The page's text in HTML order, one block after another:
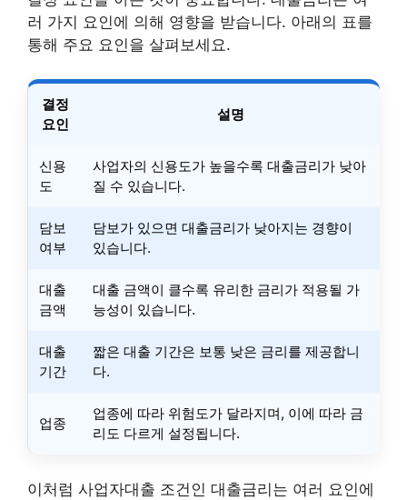
러 가지 요인에 의해 영향을 받습니다. 아래의 표를
통해 주요 요인을 살펴보세요.
결정
요인
설명
신용
도
사업자의 신용도가 높을수록 대출금리가 낮아
질 수 있습니다.
담보
여부
담보가 있으면 대출금리가 낮아지는 경향이
있습니다.
대출
금액
대출 금액이 클수록 유리한 금리가 적용될 가
능성이 있습니다.
대출
기간
짧은 대출 기간은 보통 낮은 금리를 제공합니
다.
업종
업종에 따라 위험도가 달라지며, 이에 따라 금
리도 다르게 설정됩니다.
이처럼 사업자대출 조건인 대출금리는 여러 요인에